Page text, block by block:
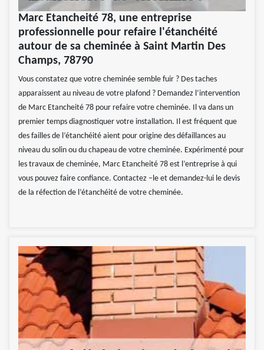
Marc Etancheité 78, une entreprise
professionnelle pour refaire l'étanchéité
autour de sa cheminée à Saint Martin Des
Champs, 78790
Vous constatez que votre cheminée semble fuir ? Des taches
apparaissent au niveau de votre plafond ? Demandez l’intervention
de Marc Etancheité 78 pour refaire votre cheminée. Il va dans un
premier temps diagnostiquer votre installation. Il est fréquent que
des failles de l’étanchéité aient pour origine des défaillances au
niveau du solin ou du chapeau de votre cheminée. Expérimenté pour
les travaux de cheminée, Marc Etancheité 78 est l’entreprise à qui
vous pouvez faire confiance. Contactez –le et demandez-lui le devis
de la réfection de l’étanchéité de votre cheminée.